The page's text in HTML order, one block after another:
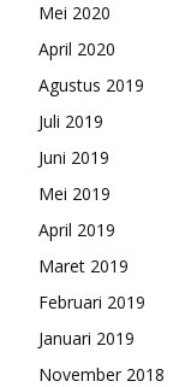
Mei 2020
April 2020
Agustus 2019
Juli 2019
Juni 2019
Mei 2019
April 2019
Maret 2019
Februari 2019
Januari 2019
November 2018